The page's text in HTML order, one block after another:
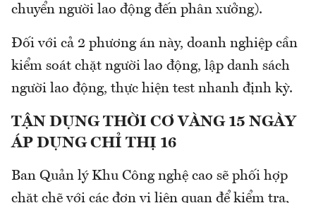
chuyển người lao động đến phân xưởng).
Đối với cả 2 phương án này, doanh nghiệp cần
kiểm soát chặt người lao động, lập danh sách
người lao động, thực hiện test nhanh định kỳ.
TẬN DỤNG THỜI CƠ VÀNG 15 NGÀY
ÁP DỤNG CHỈ THỊ 16
Ban Quản lý Khu Công nghệ cao sẽ phối hợp
chặt chẽ với các đơn vị liên quan để kiểm tra,